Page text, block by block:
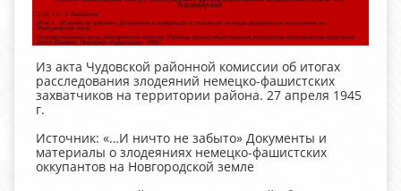
Из акта Чудовской районной комиссии об итогах
расследования злодеяний немецко-фашистских
захватчиков на территории района. 27 апреля 1945
г.
Источник: «…И ничто не забыто» Документы и
материалы о злодеяниях немецко-фашистских
оккупантов на Новгородской земле